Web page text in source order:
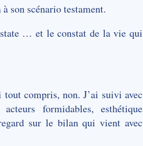
son scénario testament.
… et le constat de la vie qui
compris, non. J’ai suivi avec
formidables, esthétique
sur le bilan qui vient avec